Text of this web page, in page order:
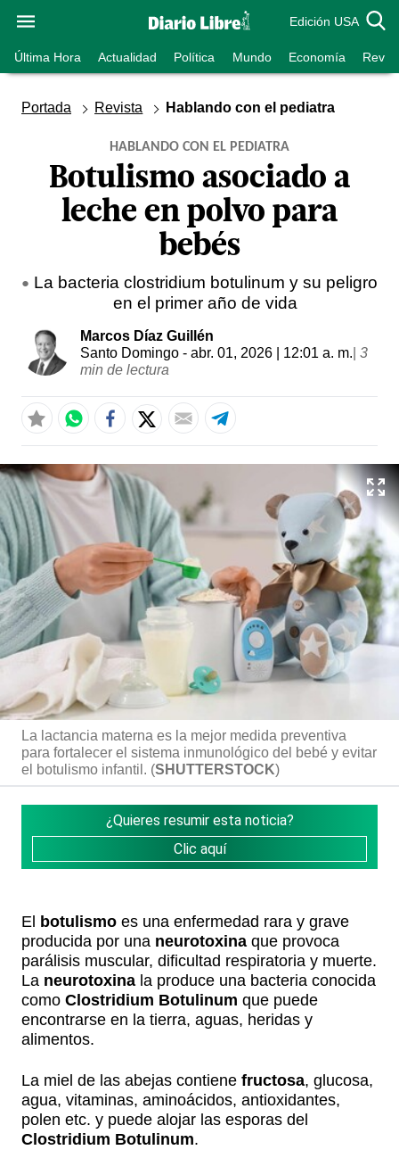
Edición USA
Última Hora Actualidad Política Mundo Economía
Portada Revista Hablando con el pediatra
HABLANDO CON EL PEDIATRA
Botulismo asociado a
leche en polvo para
bebés
La bacteria clostridium botulinum y su peligro
en el primer año de vida
Marcos Díaz Guillén
Santo Domingo - abr. 01, 2026 | 12:01 a. m. 3
min de lectura
La lactancia materna es la mejor medida preventiva
para fortalecer el sistema inmunológico del bebé y evitar
el botulismo infantil. (SHUTTERSTOCK)
¿Quieres resumir esta noticia?
Clic aquí
El botulismo es una enfermedad rara y grave
producida por una neurotoxina que provoca
parálisis muscular, dificultad respiratoria y muerte.
La neurotoxina la produce una bacteria conocida
como Clostridium Botulinum que puede
encontrarse en la tierra, aguas, heridas y
alimentos.
La miel de las abejas contiene fructosa, glucosa,
agua, vitaminas, aminoácidos, antioxidantes,
polen etc. y puede alojar las esporas del
Clostridium Botulinum.